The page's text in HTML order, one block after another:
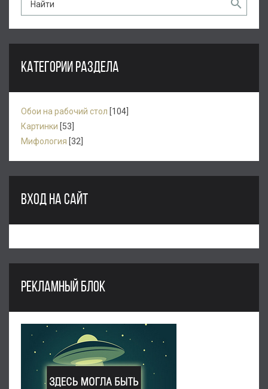
КАТЕГОРИИ РАЗДЕЛА
Обои на рабочий стол [104]
Картинки [53]
Мифология [32]
ВХОД НА САЙТ
РЕКЛАМНЫЙ БЛОК